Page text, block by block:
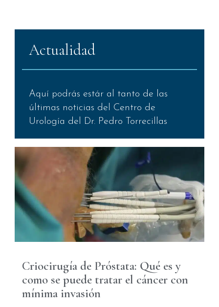
Actualidad
Aquí podrás estár al tanto de las
últimas noticias del Centro de
Urología del Dr. Pedro Torrecillas
Criocirugía de Próstata: Qué es y
como se puede tratar el cáncer con
mínima invasión